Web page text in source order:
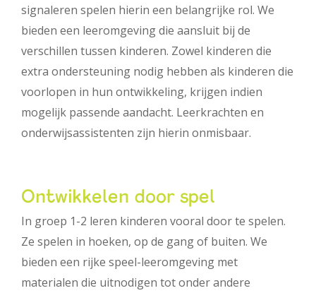
signaleren spelen hierin een belangrijke rol. We
bieden een leeromgeving die aansluit bij de
verschillen tussen kinderen. Zowel kinderen die
extra ondersteuning nodig hebben als kinderen die
voorlopen in hun ontwikkeling, krijgen indien
mogelijk passende aandacht. Leerkrachten en
onderwijsassistenten zijn hierin onmisbaar.
Ontwikkelen door spel
In groep 1-2 leren kinderen vooral door te spelen.
Ze spelen in hoeken, op de gang of buiten. We
bieden een rijke speel-leeromgeving met
materialen die uitnodigen tot onder andere